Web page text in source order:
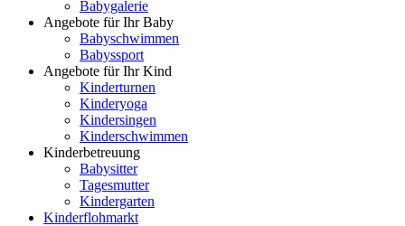
Babygalerie
Angebote für Ihr Baby
Babyschwimmen
Babyssport
Angebote für Ihr Kind
Kinderturnen
Kinderyoga
Kindersingen
Kinderschwimmen
Kinderbetreuung
Babysitter
Tagesmutter
Kindergarten
Kinderflohmarkt